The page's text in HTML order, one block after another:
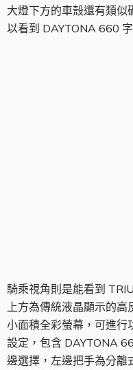
大燈下方的車殼還有類似
以看到 DAYTONA 660
騎乘視角則是能看到
上方為傳統液晶顯示的
小面積全彩螢幕，可進行
設定，包含 DAYTONA
邊選擇，左邊把手為分離